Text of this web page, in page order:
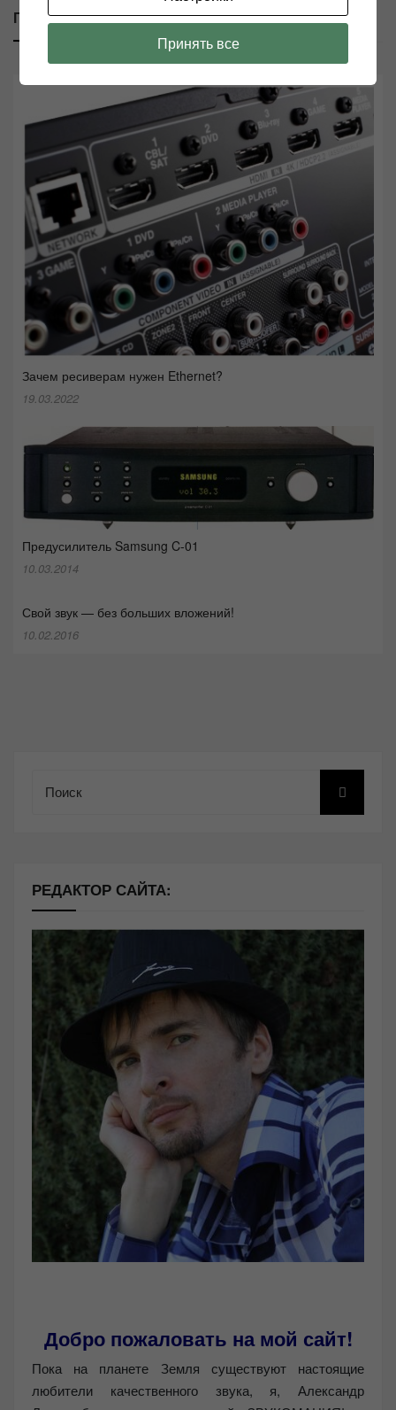
Похожие сообщение
Зачем ресиверам нужен Ethernet?
19.03.2022
Предусилитель Samsung C-01
10.03.2014
Свой звук — без больших вложений!
10.02.2016
РЕДАКТОР САЙТА:
Добро пожаловать на мой сайт!
Пока на планете Земля существуют настоящие
любители качественного звука, я, Александр
Принять все